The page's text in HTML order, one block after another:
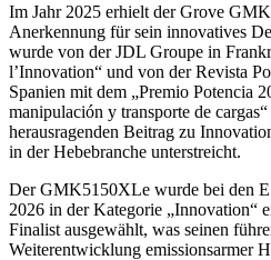
Im Jahr 2025 erhielt der Grove
Anerkennung für sein innovatives
wurde von der JDL Groupe in
l’Innovation“ und von der Revista
Spanien mit dem „Premio Potencia
manipulación y transporte de
herausragenden Beitrag zu
in der Hebebranche unterstreicht.
Der GMK5150XLe wurde bei den
2026 in der Kategorie „Innovation“
Finalist ausgewählt, was seinen
Weiterentwicklung emissionsarmer